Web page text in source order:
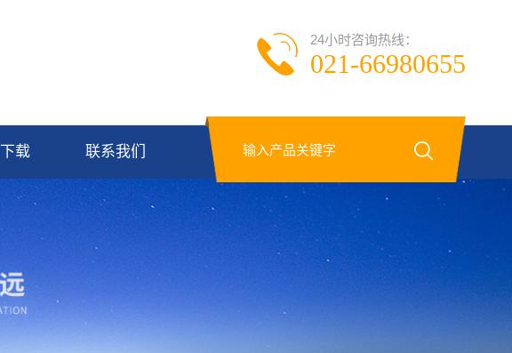
24小时咨询热线：
021-66980655
载 联系我们